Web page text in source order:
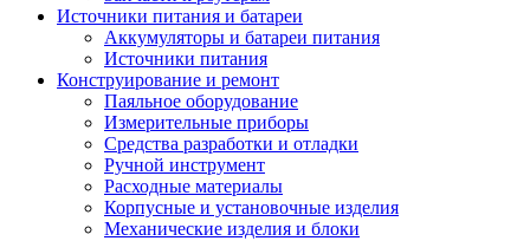
Источники питания и батареи
Аккумуляторы и батареи питания
Источники питания
Конструирование и ремонт
Паяльное оборудование
Измерительные приборы
Средства разработки и отладки
Ручной инструмент
Расходные материалы
Корпусные и установочные изделия
Механические изделия и блоки